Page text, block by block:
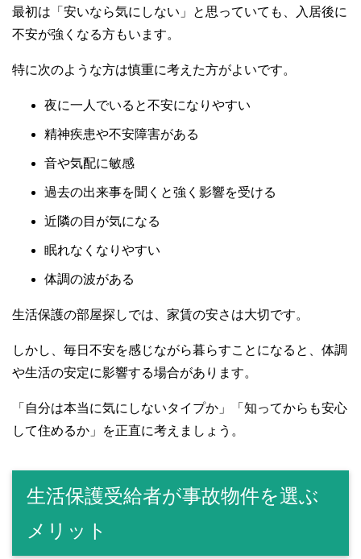
最初は「安いなら気にしない」と思っていても、入居後に
不安が強くなる方もいます。
特に次のような方は慎重に考えた方がよいです。
夜に一人でいると不安になりやすい
精神疾患や不安障害がある
音や気配に敏感
過去の出来事を聞くと強く影響を受ける
近隣の目が気になる
眠れなくなりやすい
体調の波がある
生活保護の部屋探しでは、家賃の安さは大切です。
しかし、毎日不安を感じながら暮らすことになると、体調
や生活の安定に影響する場合があります。
「自分は本当に気にしないタイプか」「知ってからも安心
して住めるか」を正直に考えましょう。
生活保護受給者が事故物件を選ぶ
メリット